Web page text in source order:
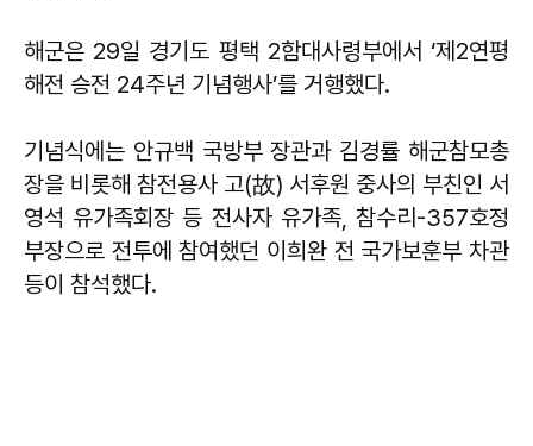
해군은 29일 경기도 평택 2함대사령부에서 ‘제2연평
해전 승전 24주년 기념행사’를 거행했다.
기념식에는 안규백 국방부 장관과 김경률 해군참모총
장을 비롯해 참전용사 고(故) 서후원 중사의 부친인 서
영석 유가족회장 등 전사자 유가족, 참수리-357호정
부장으로 전투에 참여했던 이희완 전 국가보훈부 차관
등이 참석했다.